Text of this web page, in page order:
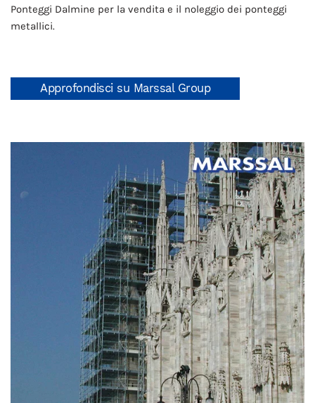
Ponteggi Dalmine per la vendita e il noleggio dei ponteggi
metallici.
Approfondisci su Marssal Group